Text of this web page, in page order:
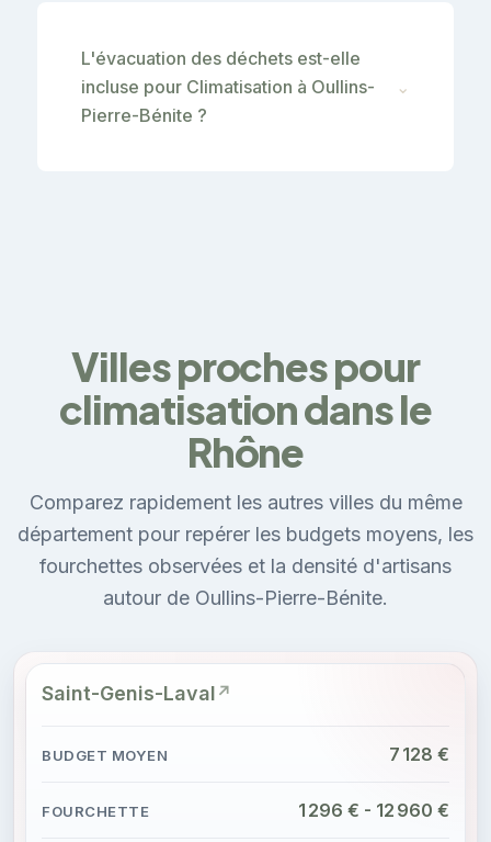
L'évacuation des déchets est-elle
incluse pour Climatisation à Oullins-
Pierre-Bénite ?
⌄
Villes proches pour
climatisation dans le
Rhône
Comparez rapidement les autres villes du même
département pour repérer les budgets moyens, les
fourchettes observées et la densité d'artisans
autour de Oullins-Pierre-Bénite.
Saint-Genis-Laval
7 128 €
1 296 € - 12 960 €